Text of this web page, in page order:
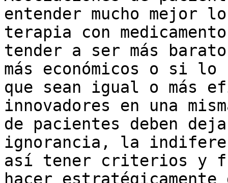
entender mucho mejor
terapia con
tender a ser más
más económicos o si
que sean igual o más
innovadores en una
de pacientes deben
ignorancia, la
así tener criterios y
hacer estratégicamente